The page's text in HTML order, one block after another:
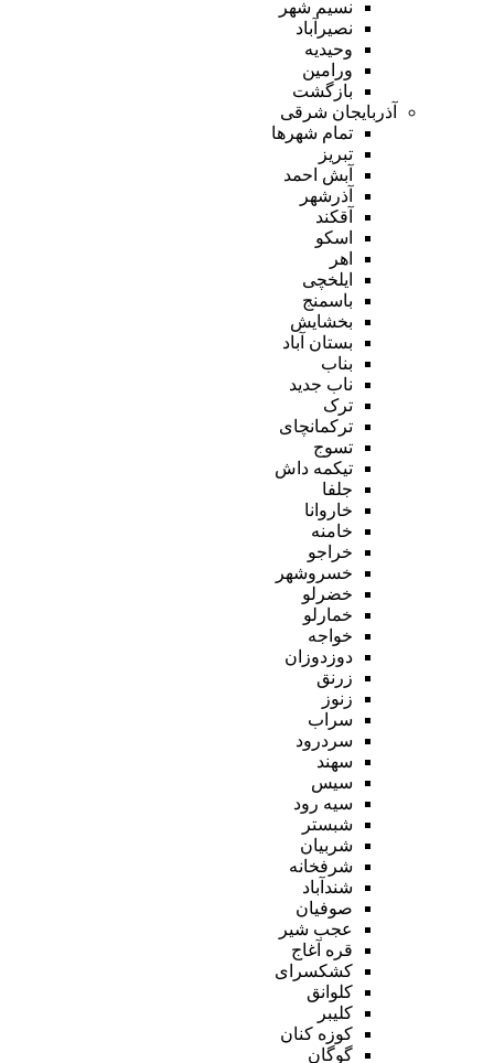
نسیم شهر
نصیرآباد
وحیدیه
ورامین
بازگشت
آذربایجان شرقی
تمام شهر‌ها
تبریز
آبش احمد
آذرشهر
آقکند
اسکو
اهر
ایلخچی
باسمنج
بخشایش
بستان آباد
بناب
ناب جدید
ترک
ترکمانچای
تسوج
تیکمه داش
جلفا
خاروانا
خامنه
خراجو
خسروشهر
خضرلو
خمارلو
خواجه
دوزدوزان
زرنق
زنوز
سراب
سردرود
سهند
سیس
سیه رود
شبستر
شربیان
شرفخانه
شندآباد
صوفیان
عجب شیر
قره آغاج
کشکسرای
کلوانق
کلیبر
کوزه کنان
گوگان